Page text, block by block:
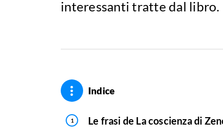
interessanti tratte dal libro.
Indice
Le frasi de La coscienza di